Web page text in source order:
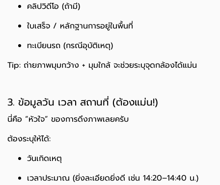
คลิปวิดีโอ (ถ้ามี)
ใบเสร็จ / หลักฐานการอยู่ในพื้นที่
ทะเบียนรถ (กรณีอุบัติเหตุ)
Tip: ถ่ายภาพมุมกว้าง + มุมใกล้ จะช่วยระบุจุดกล้องได้แม่น
3. ข้อมูลวัน เวลา สถานที่ (ต้องแม่น!)
นี่คือ “หัวใจ” ของการดึงภาพเลยครับ
ต้องระบุให้ได้:
วันเกิดเหตุ
เวลาประมาณ (ยิ่งละเอียดยิ่งดี เช่น 14:20–14:40 น.)